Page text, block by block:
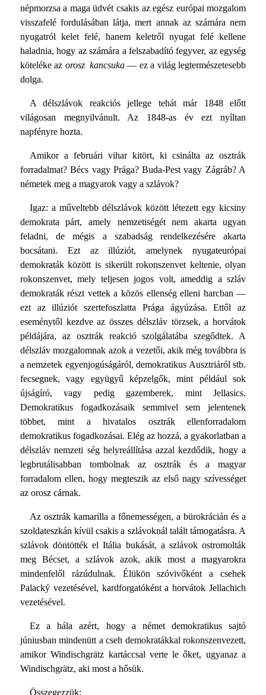
népmorzsa a maga üdvét csakis az egész európai mozgalom
visszafelé fordulásában látja, mert annak az számára nem
nyugatról kelet felé, hanem keletről nyugat felé kellene
haladnia, hogy az számára a felszabadító fegyver, az egység
köteléke az orosz kancsuka— ez a világ legtermészetesebb
dolga.
A délszlávok reakciós jellege tehát már 1848 előtt
világosan megnyilvánult. Az 1848-as év ezt nyíltan
napfényre hozta.
Amikor a februári vihar kitört, ki csinálta az osztrák
forradalmat? Bécs vagy Prága? Buda-Pest vagy Zágráb? A
németek meg a magyarok vagy a szlávok?
Igaz: a műveltebb délszlávok között létezett egy kicsiny
demokrata párt, amely nemzetiségét nem akarta ugyan
feladni, de mégis a szabadság rendelkezésére akarta
bocsátani. Ezt az illúziót, amelynek nyugateurópai
demokraták között is sikerült rokonszenvet keltenie, olyan
rokonszenvet, mely teljesen jogos volt, ameddig a szláv
demokraták részt vettek a közös ellenség elleni harcban —
ezt az illúziót szertefoszlatta Prága ágyúzása. Ettől az
eseménytől kezdve az összes délszláv törzsek, a horvátok
példájára, az osztrák reakció szolgálatába szegődtek. A
délszláv mozgalomnak azok a vezetői, akik még továbbra is
a nemzetek egyenjogúságáról, demokratikus Ausztriáról stb.
fecsegnek, vagy együgyű képzelgők, mint például sok
újságíró, vagy pedig gazemberek, mint Jellasics.
Demokratikus fogadkozásaik semmivel sem jelentenek
többet, mint a hivatalos osztrák ellenforradalom
demokratikus fogadkozásai. Elég az hozzá, a gyakorlatban a
délszláv nemzeti ség helyreállítása azzal kezdődik, hogy a
legbrutálisabban tombolnak az osztrák és a magyar
forradalom ellen, hogy megteszik az első nagy szívességet
az orosz cárnak.
Az osztrák kamarilla a főnemességen, a bürokrácián és a
szoldateszkán kívül csakis a szlávoknál talált támogatásra. A
szlávok döntötték el Itália bukását, a szlávok ostromolták
meg Bécset, a szlávok azok, akik most a magyarokra
mindenfelől rázúdulnak. Élükön szóvivőként a csehek
Palacký vezetésével, kardforgatóként a horvátok Jellachich
vezetésével.
Ez a hála azért, hogy a német demokratikus sajtó
júniusban mindenütt a cseh demokratákkal rokonszenvezett,
amikor Windischgrätz kartáccsal verte le őket, ugyanaz a
Windischgrätz, aki most a hősük.
Összegezzük: